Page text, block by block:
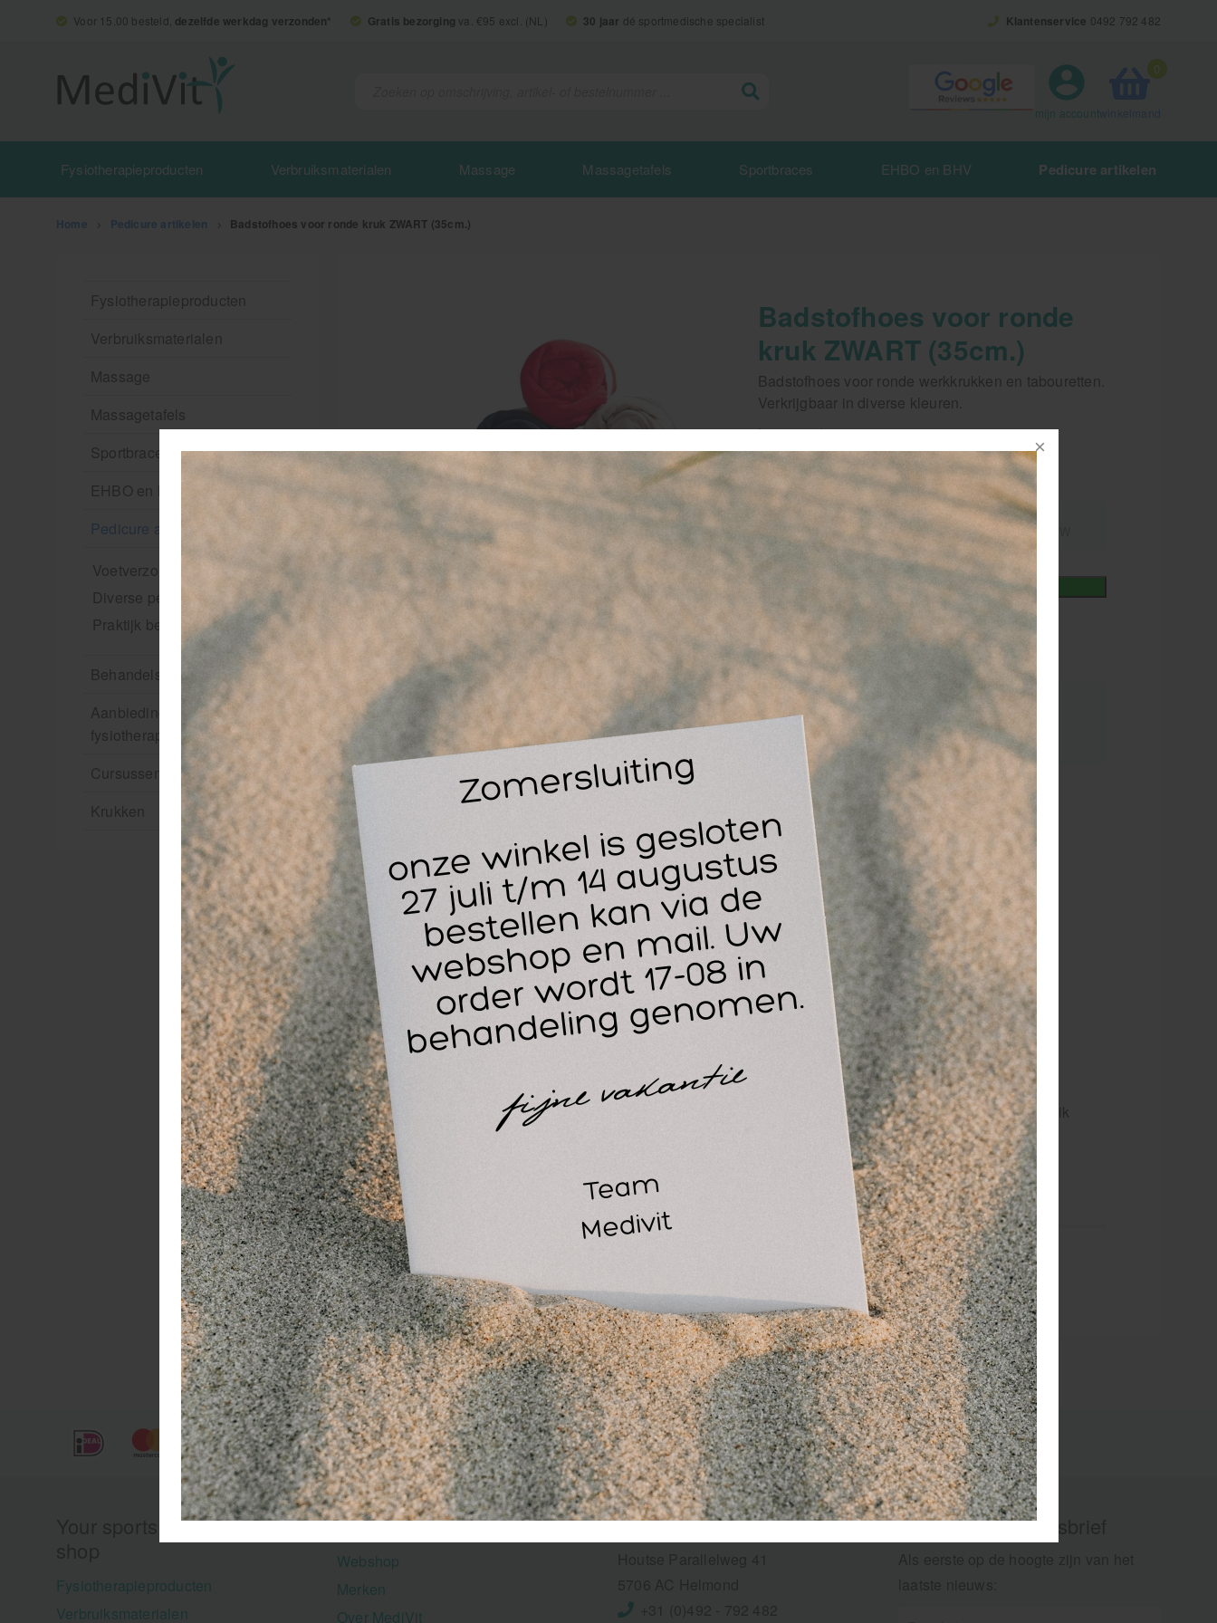
Voor 15.00 besteld, dezelfde werkdag verzonden* Gratis bezorging va. €95 excl. (NL) 30 jaar dé sportmedische specialist Klantenservice 0492 792 482
0
mijn account
Fysiotherapieproducten Verbruiksmaterialen Massage Massagetafels Sportbraces EHBO en BHV Pedicure artikelen
Home Pedicure artikelen Badstofhoes voor ronde kruk ZWART (35cm.)
Fysiotherapieproducten
Verbruiksmaterialen
Massage
Massagetafels
Sportbraces
EHBO en BHV
Pedicure artikelen
Voetverzorging
Diverse pedicure producten
Praktijk benodigdheden
Behandelstoel elektrisch
Aanbiedingen groothandel
fysiotherapie en massage
Cursussen
Krukken
Badstofhoes voor ronde
kruk ZWART (35cm.)
Badstofhoes voor ronde werkkrukken en tabouretten.
Verkrijgbaar in diverse kleuren.
Lees verder
Artikelnummer 114249
8,25 21% BTW 9,98 incl.
21% BTW
In winkelmand
favoriet
Staffelkorting
Vanaf 2 stuks 7,43 (-10 %)
voor 15.00 bestelddezelfde werkdag
verzonden!
GRATIS
bezorging va. €95,- excl. btw
14 dagen retourgarantie
30 jaar
dé paramedisch specialist
Badstofhoes speciaal vervaardigd voor een
tabouret of werkkruk met een omtrek tot 35 cm.
Veelal gebruikt in massagesalons, Fysiotherapiepraktijken, pedicure salons, beautysalons etc.
Samenstelling: 80% katoen en 20% polyester (240 g/m²).
Wassen als bonte was (60°), dan centrifugeren en drogen, vervolgens zonder te strijken weer in gebruik
nemen.
Stevige kwaliteit badstofhoes, deze wordt al vele jaren gevoerd in het assortiment, wordt gemaakt van
hetzelfde materiaal als de hoezen voor massagetafels, in ons assortiment eveneens verkrijgbaar.
Your sports and medical
Fysiotherapieproducten
Verbruiksmaterialen
Menu
Webshop
Merken
Over MediVit
MediVit Aanmelden nieuwsbrief